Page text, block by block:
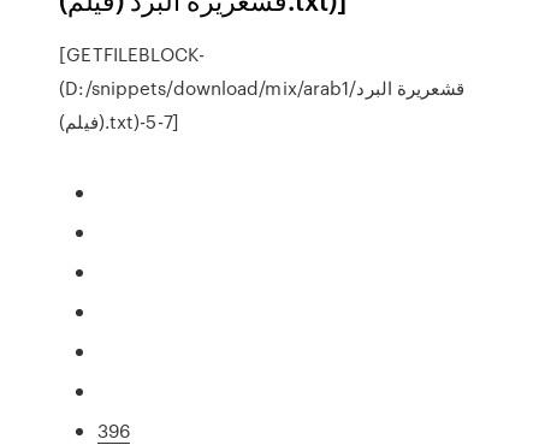
[GETFILEBLOCK-
(D:/snippets/download/mix/arab1/قشعريرة البرد
(فيلم).txt)-5-7]
396